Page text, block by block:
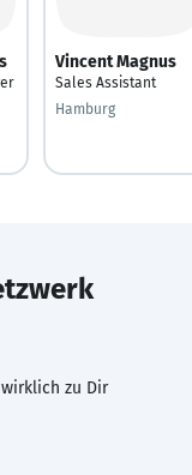
Vincent Magnus
Sales Assistant
Hamburg
zu Dir